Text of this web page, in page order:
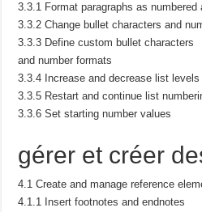
3.3.1 Format paragraphs as numbered
3.3.2 Change bullet characters and
3.3.3 Define custom bullet characters
and number formats
3.3.4 Increase and decrease list levels
3.3.5 Restart and continue list
3.3.6 Set starting number values
gérer et créer
4.1 Create and manage reference
4.1.1 Insert footnotes and endnotes